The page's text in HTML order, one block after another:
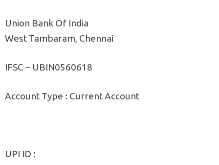
Union Bank Of India
West Tambaram, Chennai
IFSC – UBIN0560618
Account Type : Current Account
UPI ID :